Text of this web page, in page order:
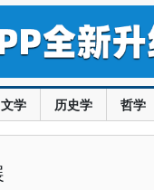
文学 历史学 哲学